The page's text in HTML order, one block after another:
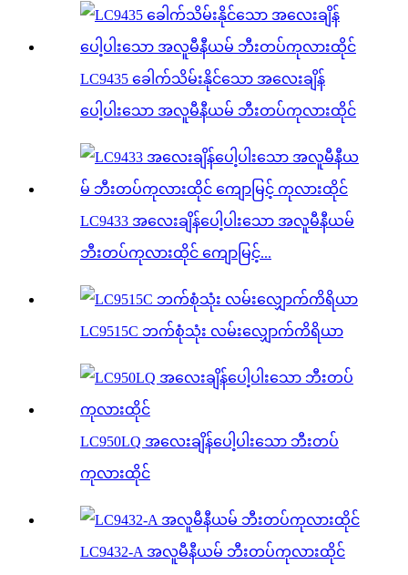
LC9435 ခေါက်သိမ်းနိုင်သော အလေးချိန်
ပေါ့ပါးသော အလူမီနီယမ် ဘီးတပ်ကုလားထိုင်
LC9433 အလေးချိန်ပေါ့ပါးသော အလူမီနီယမ်
ဘီးတပ်ကုလားထိုင် ကျောမြင့်...
LC9515C ဘက်စုံသုံး လမ်းလျှောက်ကိရိယာ
LC950LQ အလေးချိန်ပေါ့ပါးသော ဘီးတပ်
ကုလားထိုင်
LC9432-A အလူမီနီယမ် ဘီးတပ်ကုလားထိုင်